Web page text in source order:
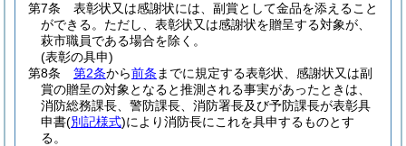
第7条
表彰状又は感謝状には、副賞として金品を添えること
ができる。 ただし、表彰状又は感謝状を贈呈する対象が、
萩市職員である場合を除く。
(表彰の具申)
第8条
第2条から前条 までに規定する表彰状、感謝状又は副
賞の贈呈の対象となると推測される事実があったときは、
消防総務課長、警防課長、消防署長及び予防課長が表彰具
申書(別記様式)により消防長にこれを具申するものとす
る。